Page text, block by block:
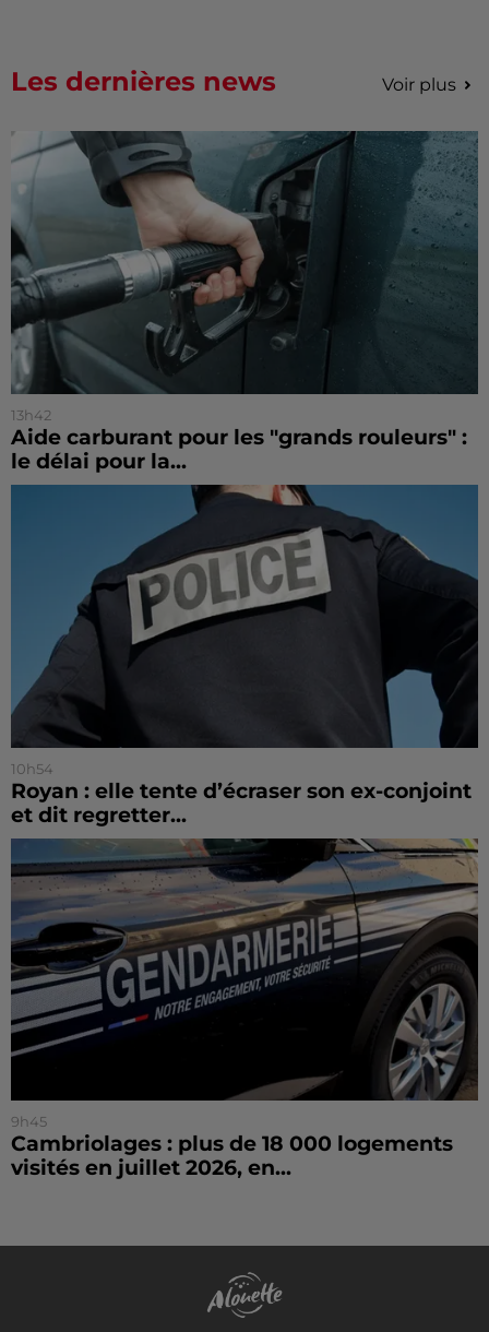
Les dernières news Voir plus
13h42
Aide carburant pour les "grands rouleurs" :
le délai pour la...
10h54
Royan : elle tente d’écraser son ex-conjoint
et dit regretter...
9h45
Cambriolages : plus de 18 000 logements
visités en juillet 2026, en...